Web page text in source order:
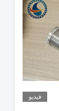
فيديو